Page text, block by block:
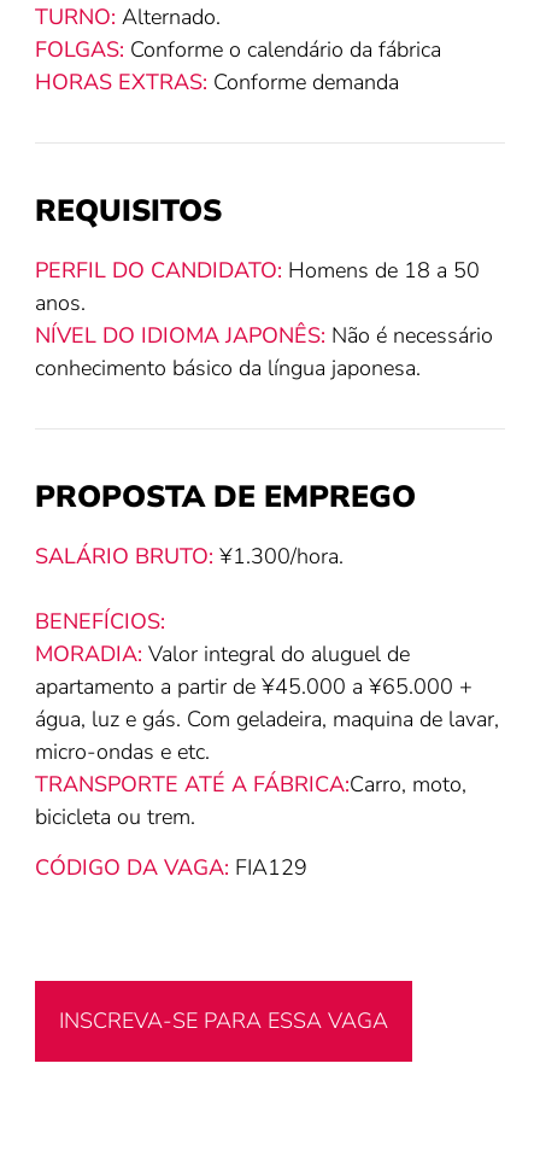
TURNO: Alternado.
FOLGAS: Conforme o calendário da fábrica
HORAS EXTRAS: Conforme demanda
REQUISITOS
PERFIL DO CANDIDATO: Homens de 18 a 50
anos.
NÍVEL DO IDIOMA JAPONÊS: Não é necessário
conhecimento básico da língua japonesa.
PROPOSTA DE EMPREGO
SALÁRIO BRUTO: ¥1.300/hora.
BENEFÍCIOS:
MORADIA: Valor integral do aluguel de
apartamento a partir de ¥45.000 a ¥65.000 +
água, luz e gás. Com geladeira, maquina de lavar,
micro-ondas e etc.
TRANSPORTE ATÉ A FÁBRICA:Carro, moto,
bicicleta ou trem.
CÓDIGO DA VAGA: FIA129
INSCREVA-SE PARA ESSA VAGA